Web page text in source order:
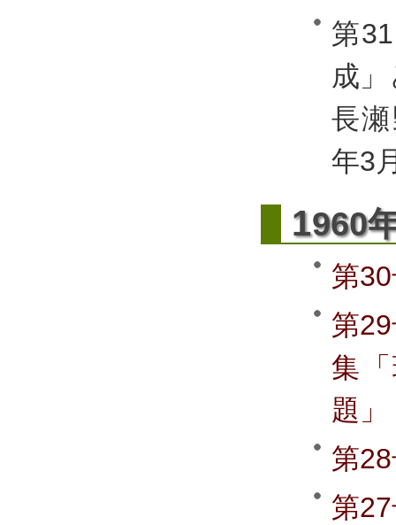
第
成
長
年3
1960
第
第
集
題」
第
第